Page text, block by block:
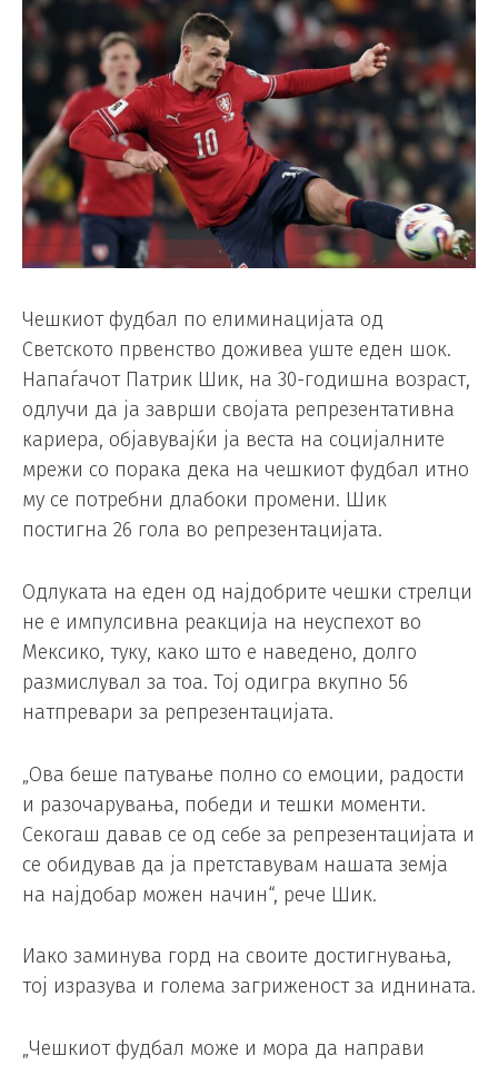
Чешкиот фудбал по елиминацијата од
Светското првенство доживеа уште еден шок.
Напаѓачот Патрик Шик, на 30-годишна возраст,
одлучи да ја заврши својата репрезентативна
кариера, објавувајќи ја веста на социјалните
мрежи со порака дека на чешкиот фудбал итно
му се потребни длабоки промени. Шик
постигна 26 гола во репрезентацијата.
Одлуката на еден од најдобрите чешки стрелци
не е импулсивна реакција на неуспехот во
Мексико, туку, како што е наведено, долго
размислувал за тоа. Тој одигра вкупно 56
натпревари за репрезентацијата.
„Ова беше патување полно со емоции, радости
и разочарувања, победи и тешки моменти.
Секогаш давав се од себе за репрезентацијата и
се обидував да ја претставувам нашата земја
на најдобар можен начин“, рече Шик.
Иако заминува горд на своите достигнувања,
тој изразува и голема загриженост за иднината.
„Чешкиот фудбал може и мора да направи